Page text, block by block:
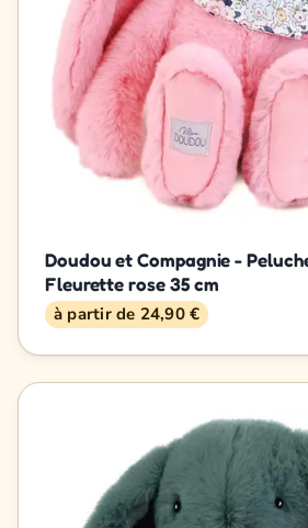
Doudou et Compagnie -
Fleurette rose 35 cm
à partir de 24,90 €